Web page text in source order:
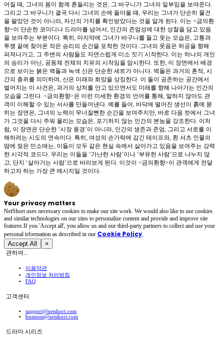
어질 때, 그녀의 몸이 함께 흔들리는 것은, 그 바구니가 그녀의 일부임을 보여준다.
그리고 그 바구니가 결국 다시 그녀의 손에 돌아올 때, 우리는 그녀가 단순히 물건
을 팔았던 것이 아니라, 자신의 가치를 확인받았다는 것을 알게 된다. 이는 <금의환
향>이 단순한 코미디나 드라마를 넘어서, 인간의 존엄성에 대한 성찰을 담고 있음
을 보여주는 부분이다. 특히, 마지막에 그녀가 바구니를 들고 웃는 모습은, 고통과
투쟁 끝에 찾아온 작은 승리의 순간을 포착한 것이다. 그녀의 웃음은 허공을 향해
퍼져나가고, 그 주변의 사람들도 자연스럽게 미소 짓기 시작한다. 이는 하나의 개인
의 승리가 아닌, 공동체 전체의 치유의 시작임을 암시한다. 또한, 이 장면에서 배경
으로 보이는 붉은 벽돌과 녹색 산은 단순한 세트가 아니다. 벽돌은 과거의 흔적, 시
간의 층위를 의미하며, 산은 미래와 희망을 상징한다. 이 둘이 공존하는 공간에서
벌어지는 이 사건은, 과거의 상처를 안고 있으면서도 미래를 향해 나아가는 인간의
모습을 그린다. <금의환향>은 이런 미세한 환경의 언어를 통해, 말하지 않아도 관
객이 이해할 수 있는 서사를 만들어낸다. 예를 들어, 바닥에 떨어진 생선이 흙에 묻
히는 장면은, 그녀의 노력이 무너질뻔한 순간을 보여주지만, 바로 다음 컷에서 그녀
가 그것을 다시 주워 올리는 모습은, 포기하지 않는 인간의 본능을 강조한다. 이처
럼, 이 장면은 단순한 ‘시장 풍경’이 아니라, 인간의 생존과 존엄, 그리고 서로를 이
해하려는 시도의 연속이다. 특히, 여성의 손가락에 감긴 테이프와, 흰 셔츠 인물의
땀에 젖은 민소매는, 이들이 모두 같은 현실 속에서 살아가고 있음을 보여주는 강력
한 시각적 코드다. 우리는 이들을 ‘가난한 사람’이나 ‘부유한 사람’으로 나누지 않
고, 단지 ‘살아가는 사람’으로 바라보게 된다. 이것이 <금의환향>이 관객에게 전달
하고자 하는 가장 큰 메시지일 것이다.
Your privacy matters
NetShort uses necessary cookies to make our site work. We would also like to use cookies
and similar technologies on our sites to personalize content and provide and improve site
features.If you 'Accept all', you allow us and our third-party partners to collect and use your
personal irformation as described in our Cookie Policy.
Accept All ×
관하여...
이용약관
개인정보 처리방침
FAQ
고객센터
support@netshort.com
business@netshort.com
드라마 시리즈